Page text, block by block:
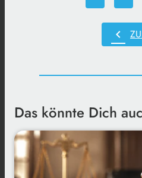
chevron_left
Das könnte Dich